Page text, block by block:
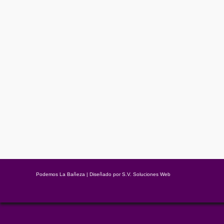
Podemos La Bañeza | Diseñado porS.V. Soluciones Web